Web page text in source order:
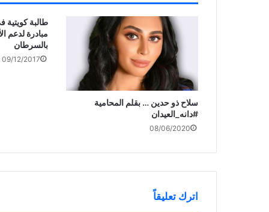
سلاح ذو حدين … بقلم المحامية
#دانه_العيدان
08/06/2020
طالبة كويتية
مبادرة لدعم
بالسرطان
09/12/2017
اترك تعليقاً